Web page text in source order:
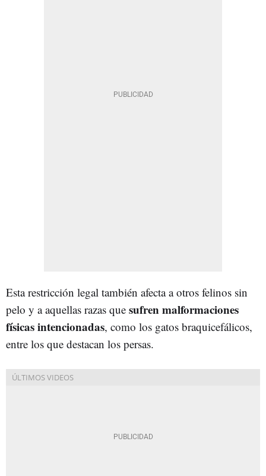
Esta restricción legal también afecta a otros felinos sin
pelo y a aquellas razas que sufren malformaciones
físicas intencionadas, como los gatos braquicefálicos,
entre los que destacan los persas.